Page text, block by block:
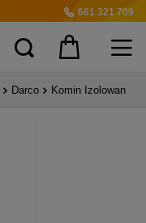
661 321 709
Darco Komin Izolowany